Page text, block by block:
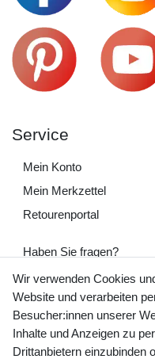
Service
Mein Konto
Mein Merkzettel
Retourenportal
Haben Sie fragen?
+49 (0) 35243
Mo-Fr 9-15 Uhr
shop@banjado.com
Wir verwenden Cookies
Website und verarbeiten
Besucher:innen unserer
Inhalte und Anzeigen zu
Drittanbietern einzubinden